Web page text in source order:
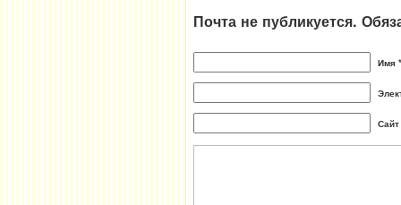
Почта не публикуется.
Имя *
Сайт